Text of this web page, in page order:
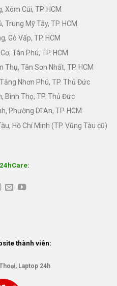
Xóm Cũi, TP. HCM
Trung Mỹ Tây, TP. HCM
Gò Vấp, TP. HCM
Tân Phú, TP. HCM
Thụ, Tân Sơn Nhất, TP. HCM
Nhơn Phú, TP. Thủ Đức
Bình Thọ, TP. Thủ Đức
Phường Dĩ An, TP. HCM
Hồ Chí Minh (TP. Vũng Tàu cũ)
thành viên:
Laptop 24h